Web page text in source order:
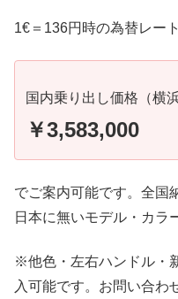
1€＝136円時の為替レー
国内乗り出し価格（横
￥3,583,000
でご案内可能です。全国
日本に無いモデル・カラ
※他色・左右ハンドル・
入可能です。お問い合わ